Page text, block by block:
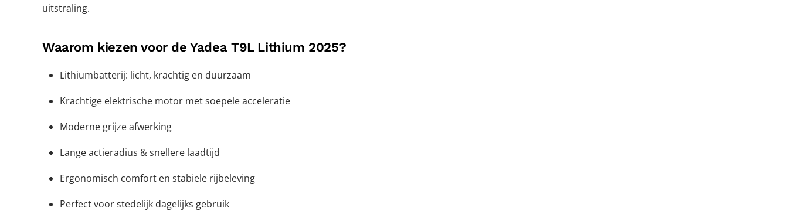
uitstraling.
Waarom kiezen voor de Yadea T9L Lithium 2025?
Lithiumbatterij: licht, krachtig en duurzaam
Krachtige elektrische motor met soepele acceleratie
Moderne grijze afwerking
Lange actieradius & snellere laadtijd
Ergonomisch comfort en stabiele rijbeleving
Perfect voor stedelijk dagelijks gebruik